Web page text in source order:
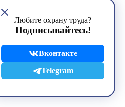
Любите охрану труда?
Подписывайтесь!
Вконтакте
Telegram